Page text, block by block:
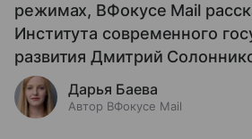
режимах, ВФокусе Mail
Института современного
развития Дмитрий
Дарья Баева
Автор ВФокусе Mail